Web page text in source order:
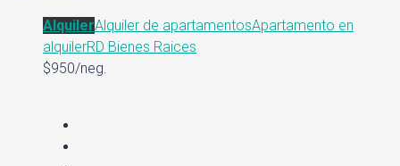
AlquilerAlquiler de apartamentosApartamento en
alquilerRD Bienes Raices
$950/neg.